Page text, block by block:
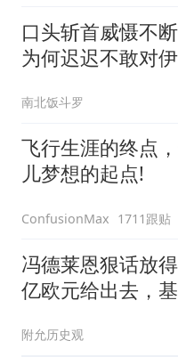
口头斩首威慑不
为何迟迟不敢对
南北饭斗罗
飞行生涯的终点
儿梦想的起点!
ConfusionMax 1711跟贴
冯德莱恩狠话放
亿欧元给出去，
附允历史观